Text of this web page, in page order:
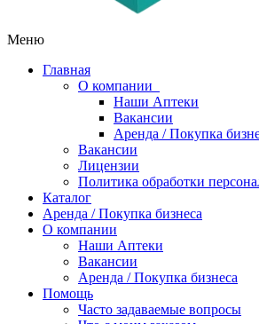
Меню
Главная
О компании
Наши Аптеки
Вакансии
Аренда / Покупка
Вакансии
Лицензии
Политика обработки
Каталог
Аренда / Покупка бизнеса
О компании
Наши Аптеки
Вакансии
Аренда / Покупка бизнеса
Помощь
Часто задаваемые вопросы